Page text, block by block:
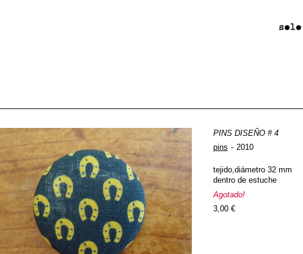
PINS DISEÑO # 4
pins
2010
tejido,diámetro 32 mm
dentro de estuche
Agotado!
3,00 €